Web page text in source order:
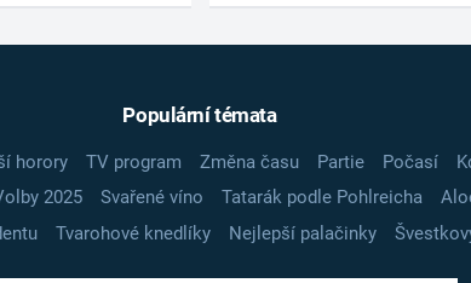
Populární témata
horory TV program Změna času Partie Počasí
2025 Svařené víno Tatarák podle Pohlreicha
Tvarohové knedlíky Nejlepší palačinky